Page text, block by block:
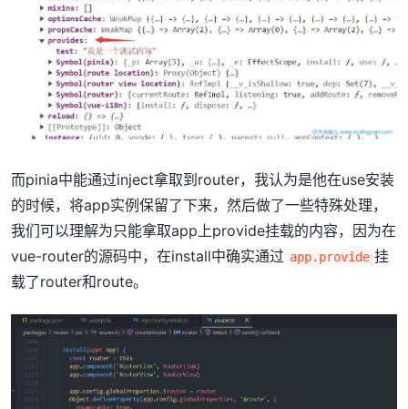
而pinia中能通过inject拿取到router，我认为是他在use安装
的时候，将app实例保留了下来，然后做了一些特殊处理，
我们可以理解为只能拿取app上provide挂载的内容，因为在
vue-router的源码中，在install中确实通过 app.provide 挂
载了router和route。